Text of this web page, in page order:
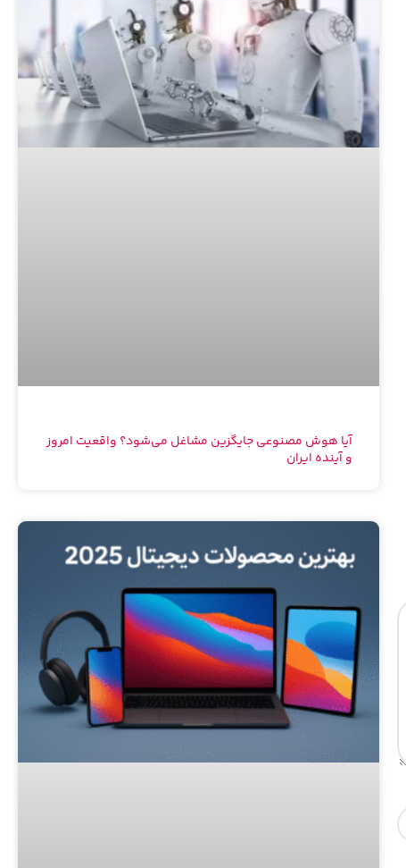
آیا هوش مصنوعی جایگزین مشاغل می‌شود؟ واقعیت امروز
و آینده ایران